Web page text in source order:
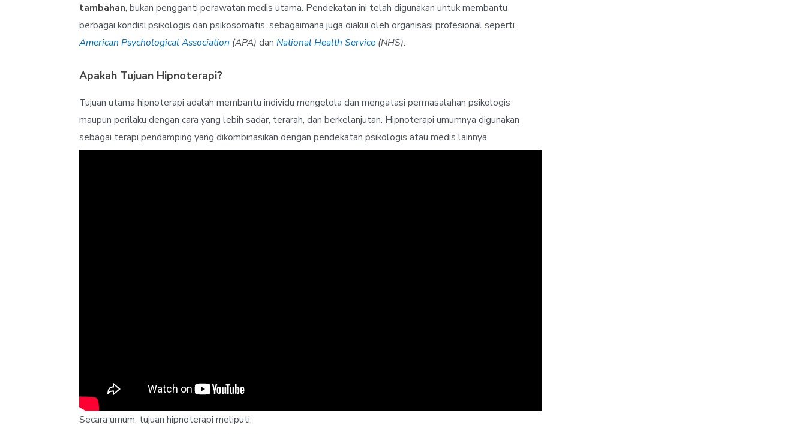
tambahan, bukan pengganti perawatan medis utama. Pendekatan ini telah digunakan untuk membantu
berbagai kondisi psikologis dan psikosomatis, sebagaimana juga diakui oleh organisasi profesional seperti
American Psychological Association (APA) dan National Health Service (NHS).
Apakah Tujuan Hipnoterapi?
Tujuan utama hipnoterapi adalah membantu individu mengelola dan mengatasi permasalahan psikologis
maupun perilaku dengan cara yang lebih sadar, terarah, dan berkelanjutan. Hipnoterapi umumnya digunakan
sebagai terapi pendamping yang dikombinasikan dengan pendekatan psikologis atau medis lainnya.
Secara umum, tujuan hipnoterapi meliputi: